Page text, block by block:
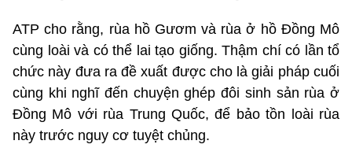
ATP cho rằng, rùa hồ Gươm và rùa ở hồ Đồng Mô
cùng loài và có thể lai tạo giống. Thậm chí có lần tổ
chức này đưa ra đề xuất được cho là giải pháp cuối
cùng khi nghĩ đến chuyện ghép đôi sinh sản rùa ở
Đồng Mô với rùa Trung Quốc, để bảo tồn loài rùa
này trước nguy cơ tuyệt chủng.